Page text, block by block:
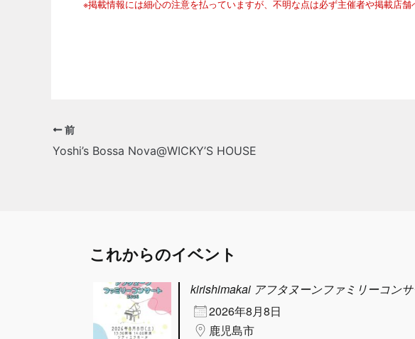
※掲載情報には細心の注意を払っていますが、不明な点は必ず主催者や掲載店舗
前
Yoshi’s Bossa Nova@WICKY’S HOUSE
これからのイベント
kirishimakai アフタヌーンファミリーコン
2026年8月8日
鹿児島市